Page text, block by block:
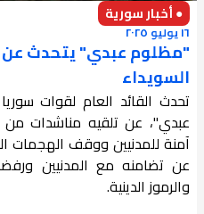
● أخبار سورية
١٦ يوليو ٢٠٢٥
"مظلوم عبدي" يتحدث
السويداء
تحدث القائد العام لقوات
عبدي"، عن تلقيه مناشدات من
آمنة للمدنيين ووقف الهجمات
عن تضامنه مع المدنيين
والرموز الدينية.